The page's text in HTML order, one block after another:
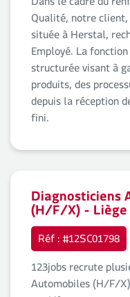
Qualité, notre
située à Herstal,
Employé. La
structurée visant à
produits, des
depuis la réception
fini.
Diagnosticiens
(H/F/X) - Liège
Réf : #12SC01798
123jobs recrute
Automobiles (H/F/